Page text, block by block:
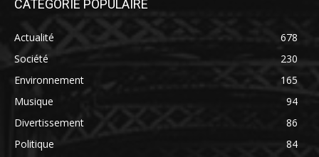
CATÉGORIE POPULAIRE
Actualité
678
Société
230
Environnement
165
Musique
94
Divertissement
86
Politique
84